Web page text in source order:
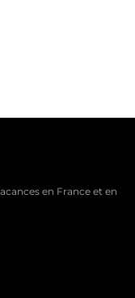
en France et en